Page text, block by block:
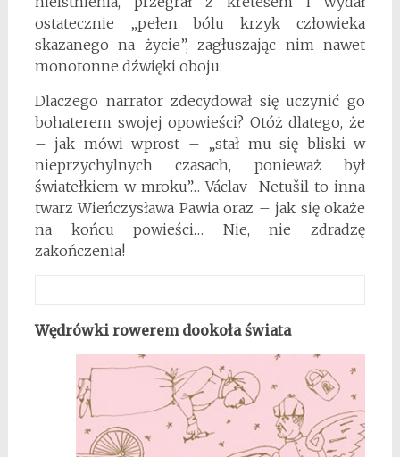
ostatecznie „pełen bólu krzyk człowieka
skazanego na życie”, zagłuszając nim nawet
monotonne dźwięki oboju.
Dlaczego narrator zdecydował się uczynić go
bohaterem swojej opowieści? Otóż dlatego, że
– jak mówi wprost – „stał mu się bliski w
nieprzychylnych czasach, ponieważ był
światełkiem w mroku”… Václav Netušil to inna
twarz Wieńczysława Pawia oraz – jak się okaże
na końcu powieści… Nie, nie zdradzę
zakończenia!
Wędrówki rowerem dookoła świata